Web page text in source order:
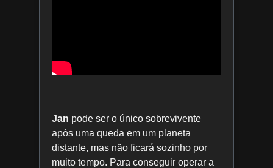
Jan pode ser o único sobrevivente
após uma queda em um planeta
distante, mas não ficará sozinho por
muito tempo. Para conseguir operar a